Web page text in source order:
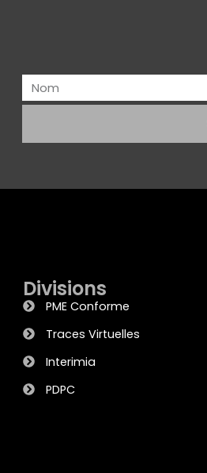
Divisions
PME Conforme
Traces Virtuelles
Interimia
PDPC